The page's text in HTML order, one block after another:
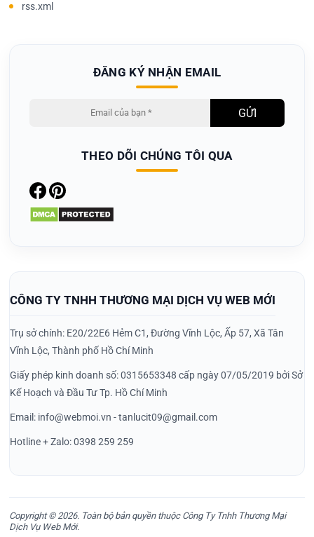
rss.xml
ĐĂNG KÝ NHẬN EMAIL
THEO DÕI CHÚNG TÔI QUA
CÔNG TY TNHH THƯƠNG MẠI DỊCH VỤ WEB MỚI
Trụ sở chính: E20/22E6 Hẻm C1, Đường Vĩnh Lộc, Ấp 57, Xã Tân
Vĩnh Lộc, Thành phố Hồ Chí Minh
Giấy phép kinh doanh số: 0315653348 cấp ngày 07/05/2019 bởi Sở
Kế Hoạch và Đầu Tư Tp. Hồ Chí Minh
Email: info@webmoi.vn - tanlucit09@gmail.com
Hotline + Zalo: 0398 259 259
Copyright © 2026. Toàn bộ bản quyền thuộc Công Ty Tnhh Thương Mại
Dịch Vụ Web Mới.